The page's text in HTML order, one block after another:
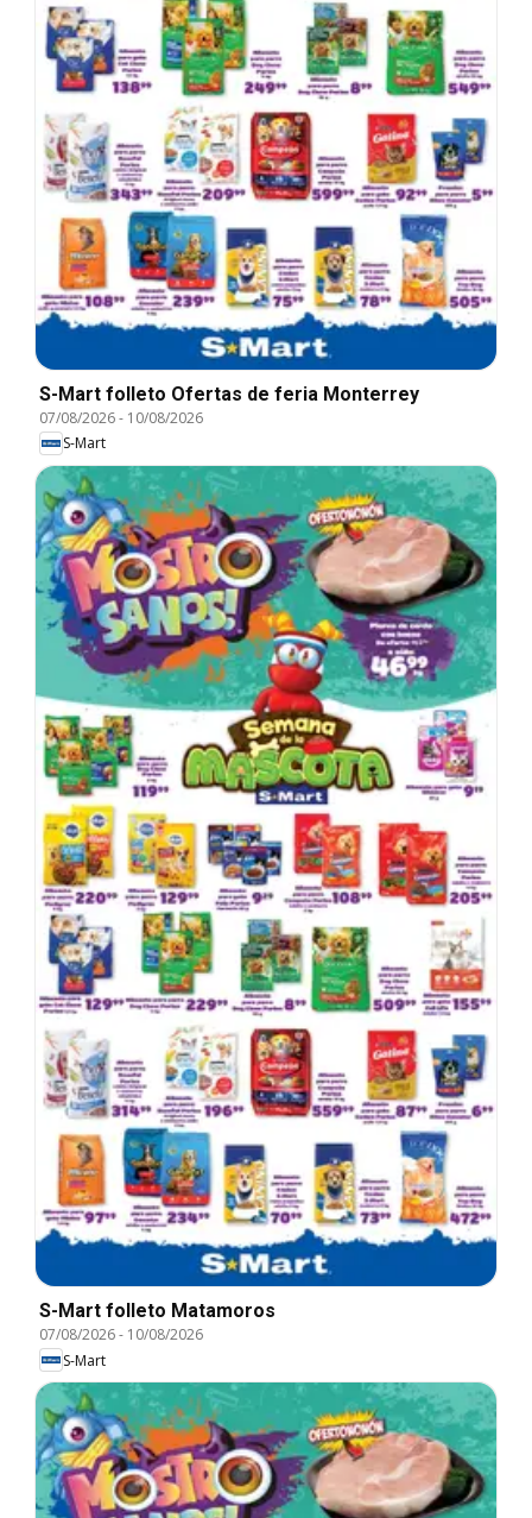
S-Mart folleto Ofertas de feria Monterrey
07/08/2026- 10/08/2026
S-Mart
S-Mart folleto Matamoros
07/08/2026- 10/08/2026
S-Mart